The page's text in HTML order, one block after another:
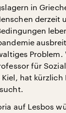
in
derzeit
Problem.
für
hat kürzlich
auf Lesbos